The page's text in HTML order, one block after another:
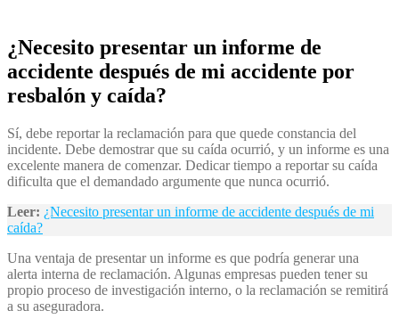
¿Necesito presentar un informe de
accidente después de mi accidente por
resbalón y caída?
Sí, debe reportar la reclamación para que quede constancia del
incidente. Debe demostrar que su caída ocurrió, y un informe es una
excelente manera de comenzar. Dedicar tiempo a reportar su caída
dificulta que el demandado argumente que nunca ocurrió.
Leer: ¿Necesito presentar un informe de accidente después de mi
caída?
Una ventaja de presentar un informe es que podría generar una
alerta interna de reclamación. Algunas empresas pueden tener su
propio proceso de investigación interno, o la reclamación se remitirá
a su aseguradora.